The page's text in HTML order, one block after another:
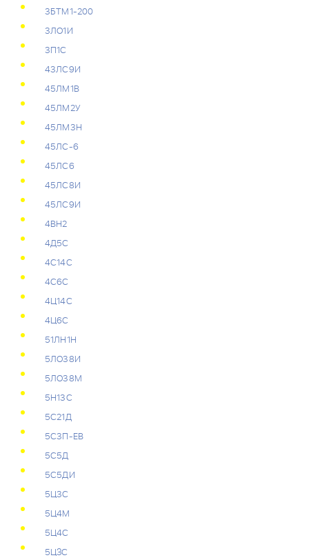
3БТМ1-200
3ЛО1И
3П1С
43ЛС9И
45ЛМ1В
45ЛМ2У
45ЛМ3Н
45ЛС-6
45ЛС6
45ЛС8И
45ЛС9И
4ВН2
4Д5С
4С14С
4С6С
4Ц14С
4Ц6С
51ЛН1Н
5ЛО38И
5ЛО38М
5Н13С
5С21Д
5С3П-ЕВ
5С5Д
5С5ДИ
5Ц3С
5Ц4М
5Ц4С
5ЦЗС